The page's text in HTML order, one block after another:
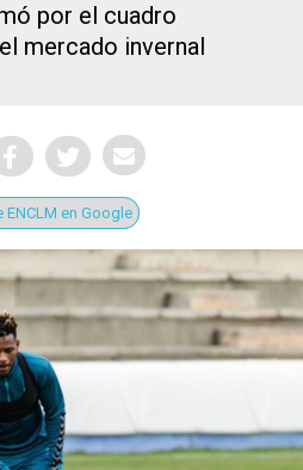
por el cuadro
mercado invernal
en Google